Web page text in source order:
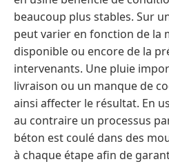
beaucoup plus stables. Sur
peut varier en fonction de la
disponible ou encore de la
intervenants. Une pluie
livraison ou un manque de
ainsi affecter le résultat. En
au contraire un processus
béton est coulé dans des
à chaque étape afin de